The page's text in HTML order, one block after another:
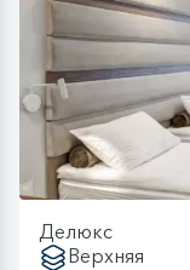
Делюкс
Верхняя